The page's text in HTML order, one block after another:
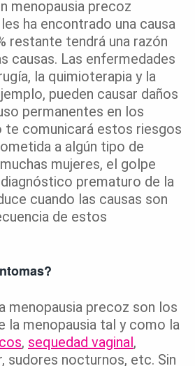
menopausia precoz
ha encontrado una causa
restante tendrá una razón
causas. Las enfermedades
la quimioterapia y la
pueden causar daños
permanentes en los
te comunicará estos riesgos
a algún tipo de
mujeres, el golpe
prematuro de la
cuando las causas son
de estos
menopausia precoz son los
la menopausia tal y como la
, sequedad vaginal ,
sudores nocturnos, etc. Sin